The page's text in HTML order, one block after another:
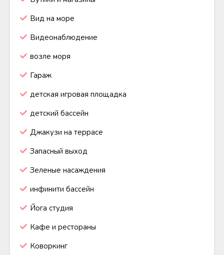
Вид на море
Видеонаблюдение
возле моря
Гараж
детская игровая площадка
детский бассейн
Джакузи на террасе
Запасный выход
Зеленые насаждения
инфинити бассейн
Йога студия
Кафе и рестораны
Коворкинг